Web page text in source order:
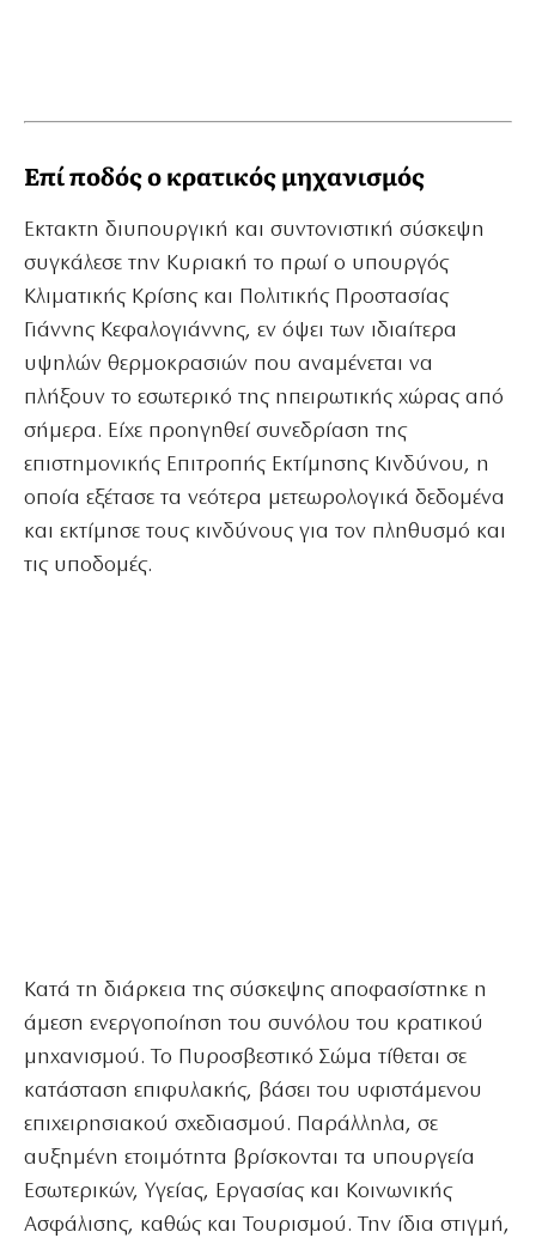
Επί ποδός ο κρατικός μηχανισμός
Εκτακτη διυπουργική και συντονιστική σύσκεψη
συγκάλεσε την Κυριακή το πρωί ο υπουργός
Κλιματικής Κρίσης και Πολιτικής Προστασίας
Γιάννης Κεφαλογιάννης, εν όψει των ιδιαίτερα
υψηλών θερμοκρασιών που αναμένεται να
πλήξουν το εσωτερικό της ηπειρωτικής χώρας από
σήμερα. Είχε προηγηθεί συνεδρίαση της
επιστημονικής Επιτροπής Εκτίμησης Κινδύνου, η
οποία εξέτασε τα νεότερα μετεωρολογικά δεδομένα
και εκτίμησε τους κινδύνους για τον πληθυσμό και
τις υποδομές.
Κατά τη διάρκεια της σύσκεψης αποφασίστηκε η
άμεση ενεργοποίηση του συνόλου του κρατικού
μηχανισμού. Το Πυροσβεστικό Σώμα τίθεται σε
κατάσταση επιφυλακής, βάσει του υφιστάμενου
επιχειρησιακού σχεδιασμού. Παράλληλα, σε
αυξημένη ετοιμότητα βρίσκονται τα υπουργεία
Εσωτερικών, Υγείας, Εργασίας και Κοινωνικής
Ασφάλισης, καθώς και Τουρισμού. Την ίδια στιγμή,